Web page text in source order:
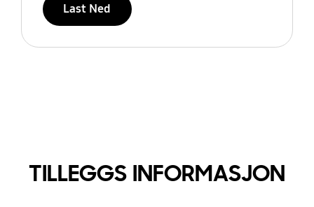
Last Ned
TILLEGGS INFORMASJON